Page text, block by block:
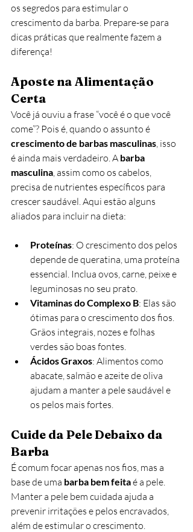
os segredos para estimular o
crescimento da barba. Prepare-se para
dicas práticas que realmente fazem a
diferença!
Aposte na Alimentação
Certa
Você já ouviu a frase “você é o que você
come”? Pois é, quando o assunto é
crescimento de barbas masculinas , isso
é ainda mais verdadeiro. A barba
masculina , assim como os cabelos,
precisa de nutrientes específicos para
crescer saudável. Aqui estão alguns
aliados para incluir na dieta:
Proteínas: O crescimento dos pelos
depende de queratina, uma proteína
essencial. Inclua ovos, carne, peixe e
leguminosas no seu prato.
Vitaminas do Complexo B: Elas são
ótimas para o crescimento dos fios.
Grãos integrais, nozes e folhas
verdes são boas fontes.
Ácidos Graxos: Alimentos como
abacate, salmão e azeite de oliva
ajudam a manter a pele saudável e
os pelos mais fortes.
Cuide da Pele Debaixo da
Barba
É comum focar apenas nos fios, mas a
base de uma barba bem feita é a pele.
Manter a pele bem cuidada ajuda a
prevenir irritações e pelos encravados,
além de estimular o crescimento.